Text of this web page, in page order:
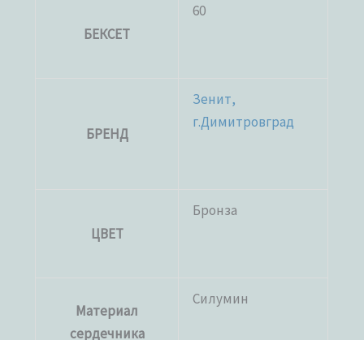
БЕКСЕТ
60
БРЕНД
Зенит,
г.Димитровград
ЦВЕТ
Бронза
Материал
сердечника
Силумин